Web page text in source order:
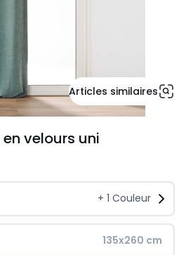
Articles similaires
velours uni
+ 1 Couleur
135x260 cm